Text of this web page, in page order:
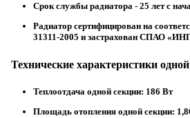
Срок службы радиатора - 25 лет с
Радиатор сертифицирован на
31311-2005 и застрахован СПАО
Технические характеристики
Теплоотдача одной секции: 186 Вт
Площадь отопления одной секции: